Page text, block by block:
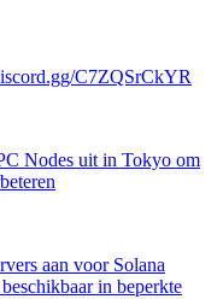
C7ZQSrCkYR
Nodes uit in Tokyo om
aan voor Solana
in beperkte